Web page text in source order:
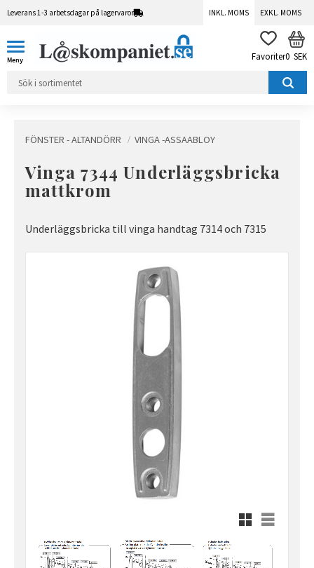
Leverans 1-3 arbetsdagar på lagervaror INKL. MOMS EXKL. MOMS
FAVORITER
0 SEK
FÖNSTER - ALTANDÖRR VINGA -ASSAABLOY
Vinga 7344 Underläggsbricka
mattkrom
Underläggsbricka till vinga handtag 7314 och 7315
Rutnätsvy
Listvy